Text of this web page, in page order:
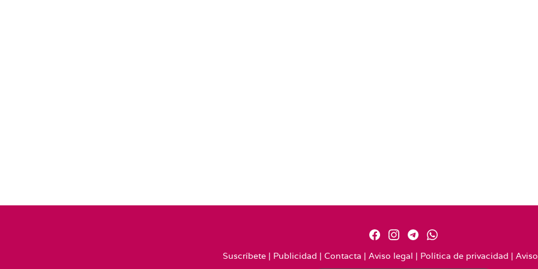
Suscríbete| Publicidad | Contacta | Aviso legal | Política de privacidad |